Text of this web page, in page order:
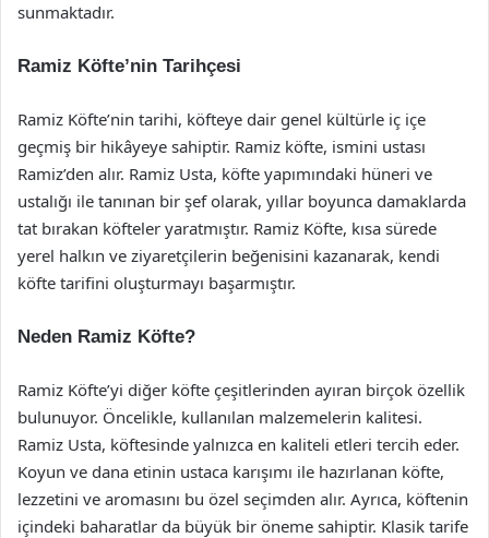
sunmaktadır.
Ramiz Köfte’nin Tarihçesi
Ramiz Köfte’nin tarihi, köfteye dair genel kültürle iç içe
geçmiş bir hikâyeye sahiptir. Ramiz köfte, ismini ustası
Ramiz’den alır. Ramiz Usta, köfte yapımındaki hüneri ve
ustalığı ile tanınan bir şef olarak, yıllar boyunca damaklarda
tat bırakan köfteler yaratmıştır. Ramiz Köfte, kısa sürede
yerel halkın ve ziyaretçilerin beğenisini kazanarak, kendi
köfte tarifini oluşturmayı başarmıştır.
Neden Ramiz Köfte?
Ramiz Köfte’yi diğer köfte çeşitlerinden ayıran birçok özellik
bulunuyor. Öncelikle, kullanılan malzemelerin kalitesi.
Ramiz Usta, köftesinde yalnızca en kaliteli etleri tercih eder.
Koyun ve dana etinin ustaca karışımı ile hazırlanan köfte,
lezzetini ve aromasını bu özel seçimden alır. Ayrıca, köftenin
içindeki baharatlar da büyük bir öneme sahiptir. Klasik tarife